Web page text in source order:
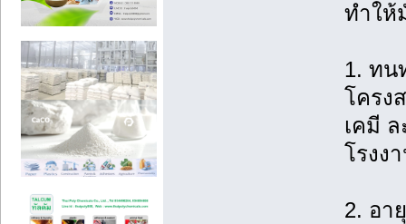
ทำให้
1. ทน
โครง
เคมี
โรงง
2. อา